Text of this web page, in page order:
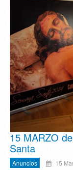
15 MARZO
Santa
Anuncios 15